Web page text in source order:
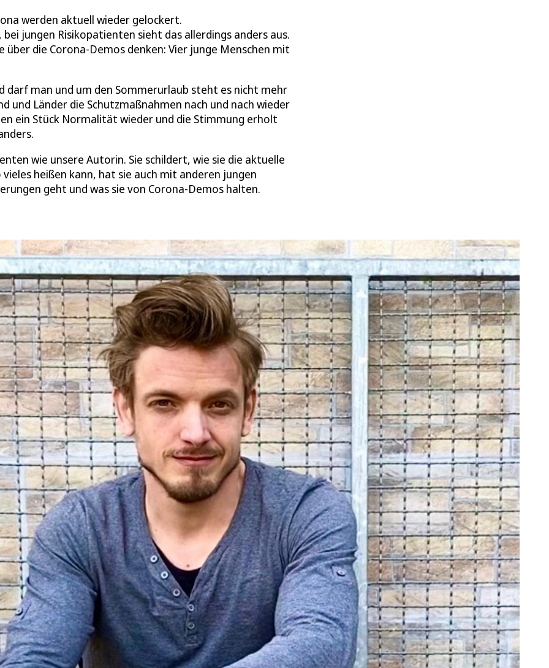
werden aktuell wieder gelockert.
jungen Risikopatienten sieht das allerdings anders aus.
über die Corona-Demos denken: Vier junge Menschen mit
darf man und um den Sommerurlaub steht es nicht mehr
und Länder die Schutzmaßnahmen nach und nach wieder
ein Stück Normalität wieder und die Stimmung erholt
wie unsere Autorin. Sie schildert, wie sie die aktuelle
heißen kann, hat sie auch mit anderen jungen
geht und was sie von Corona-Demos halten.